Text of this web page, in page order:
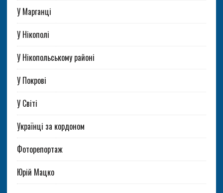
У Марганці
У Нікополі
У Нікопольському районі
У Покрові
У Світі
Українці за кордоном
Фоторепортаж
Юрій Мацко